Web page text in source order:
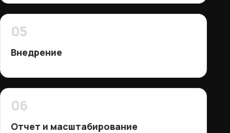
05
Внедрение
06
Отчет и масштабирование